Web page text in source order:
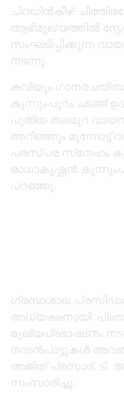
ചിറയിൻകീഴ്:
ആഭിമുഖ്യത്തിൽ
സംഘടിപ്പിക്കുന്ന
നടന്നു.
കവിയും
കുന്നുംപുറം ചടങ്ങ്
പുതിയ തലമുറ
അറിഞ്ഞും
പരസ്പര സ്‌നേഹം
രാധാകൃഷ്ണൻ
പറഞ്ഞു.
ഗ്രന്ഥശാല
അധ്യക്ഷനായി.
മുഖ്യപ്രഭാഷണം
നാടൻപാട്ടുകൾ
അജിത് പ്രസാദ്, ടി.
സംസാരിച്ചു.